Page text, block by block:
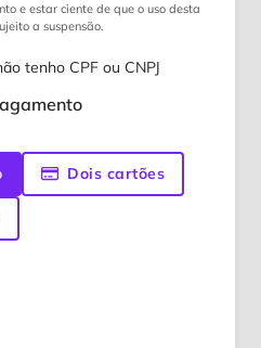
e estar ciente de que o uso desta
a suspensão.
tenho CPF ou CNPJ
Dois cartões